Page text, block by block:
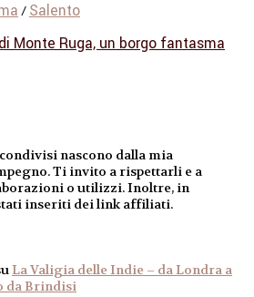
/ Salento
Monte Ruga, un borgo fantasma
nascono dalla mia
Ti invito a rispettarli e a
o utilizzi. Inoltre, in
inseriti dei link affiliati.
La Valigia delle Indie – da Londra a
da Brindisi